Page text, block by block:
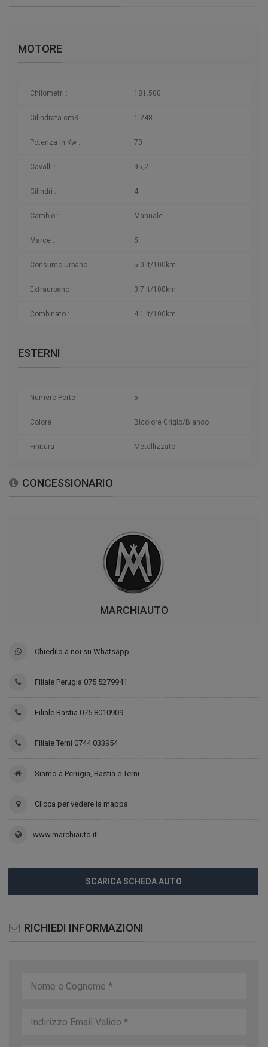
MOTORE
Chilometri : 181.500
Cilindrata cm3 : 1.248
Potenza in Kw : 70
Cavalli : 95,2
Cilindri : 4
Cambio : Manuale
Marce : 5
Consumo Urbano : 5.0 lt/100km
Extraurbano : 3.7 lt/100km
Combinato : 4.1 lt/100km
ESTERNI
Numero Porte : 5
Colore : Bicolore Grigio/Bianco
Finitura : Metallizzato
CONCESSIONARIO
MARCHIAUTO
Chiedilo a noi su Whatsapp
Filiale Perugia 075 5279941
Filiale Bastia 075 8010909
Filiale Terni 0744 033954
Siamo a Perugia, Bastia e Terni
Clicca per vedere la mappa
www.marchiauto.it
SCARICA SCHEDA AUTO
RICHIEDI INFORMAZIONI